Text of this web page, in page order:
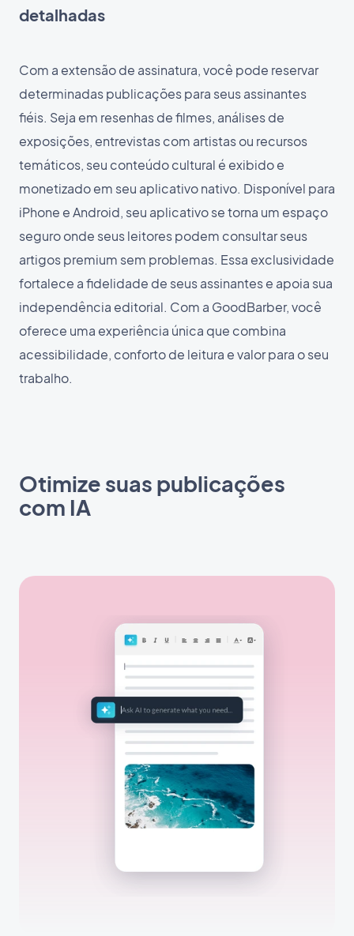
detalhadas
Com a extensão de assinatura, você pode reservar
determinadas publicações para seus assinantes
fiéis. Seja em resenhas de filmes, análises de
exposições, entrevistas com artistas ou recursos
temáticos, seu conteúdo cultural é exibido e
monetizado em seu aplicativo nativo. Disponível para
iPhone e Android, seu aplicativo se torna um espaço
seguro onde seus leitores podem consultar seus
artigos premium sem problemas. Essa exclusividade
fortalece a fidelidade de seus assinantes e apoia sua
independência editorial. Com a GoodBarber, você
oferece uma experiência única que combina
acessibilidade, conforto de leitura e valor para o seu
trabalho.
Otimize suas publicações
com IA